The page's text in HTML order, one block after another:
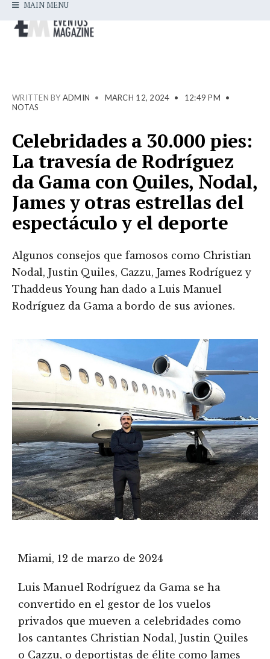
MAIN MENU
WRITTEN BY ADMIN • MARCH 12, 2024 • 12:49 PM
•
NOTAS
Celebridades a 30.000 pies:
La travesía de Rodríguez
da Gama con Quiles, Nodal,
James y otras estrellas del
espectáculo y el deporte
Algunos consejos que famosos como Christian
Nodal, Justin Quiles, Cazzu, James Rodríguez y
Thaddeus Young han dado a Luis Manuel
Rodríguez da Gama a bordo de sus aviones.
Miami, 12 de marzo de 2024
Luis Manuel Rodríguez da Gama se ha
convertido en el gestor de los vuelos
privados que mueven a celebridades como
los cantantes Christian Nodal, Justin Quiles
o Cazzu, o deportistas de élite como James